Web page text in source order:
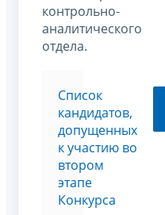
контрольно-
аналитического
отдела.
Список
кандидатов,
допущенных
к участию во
втором
этапе
Конкурса